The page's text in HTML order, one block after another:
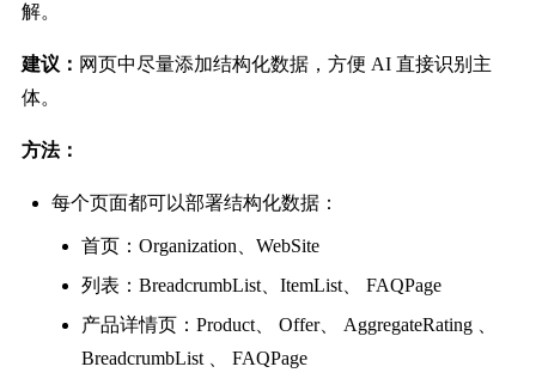
解。
建议： 网页中尽量添加结构化数据，方便 AI 直接识别主
体。
方法：
每个页面都可以部署结构化数据：
首页：Organization、WebSite
列表：BreadcrumbList、ItemList、 FAQPage
产品详情页：Product、 Offer、 AggregateRating 、
BreadcrumbList 、 FAQPage